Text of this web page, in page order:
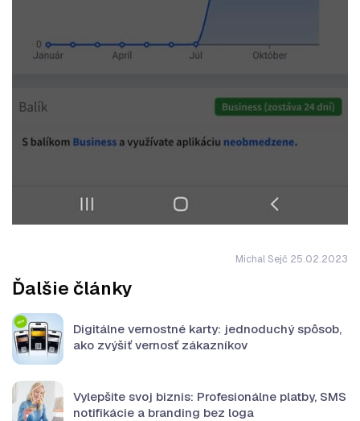
Michal Sejč 25.02.2023
Ďalšie články
Digitálne vernostné karty: jednoduchý spôsob,
ako zvýšiť vernosť zákazníkov
Vylepšite svoj biznis: Profesionálne platby, SMS
notifikácie a branding bez loga